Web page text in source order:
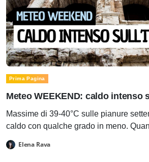
Prima Pagina
Meteo WEEKEND: caldo intenso
Massime di 39-40°C sulle pianure
caldo con qualche grado in meno.
Elena Rava